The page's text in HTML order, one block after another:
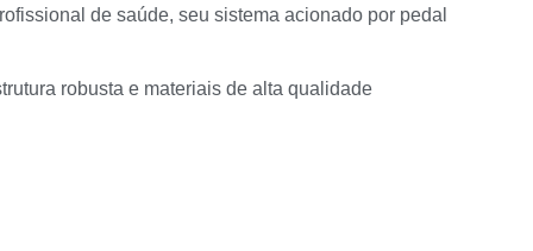
de saúde, seu sistema acionado por pedal
robusta e materiais de alta qualidade